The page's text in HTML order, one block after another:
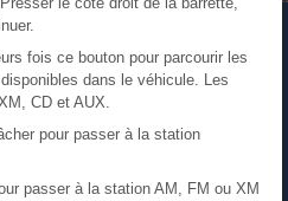
fois ce bouton pour parcourir les
dans le véhicule. Les
CD et AUX.
pour passer à la station
passer à la station AM, FM ou XM